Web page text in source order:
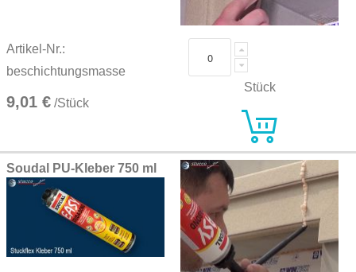
Artikel-Nr.:
beschichtungsmasse
9,01 € /Stück
Stück
Soudal PU-Kleber 750 ml